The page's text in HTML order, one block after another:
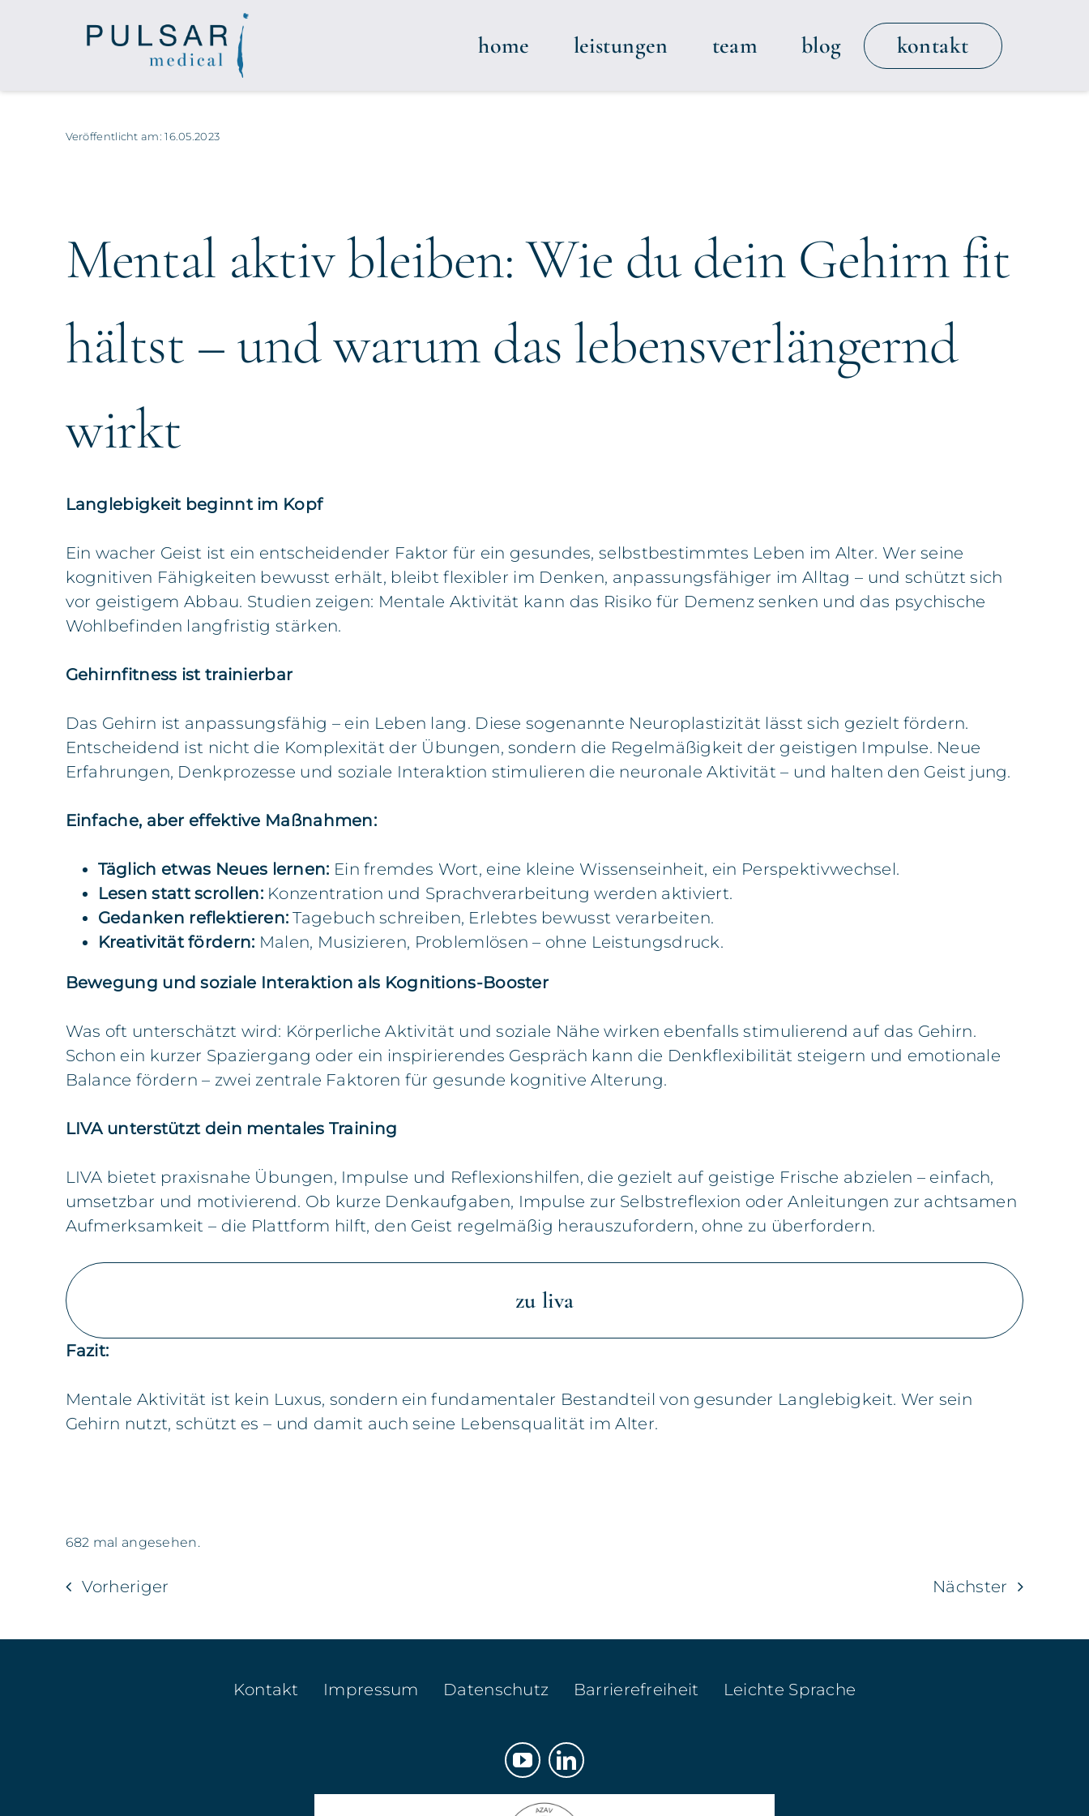
home leistungen team blog kontakt
Veröffentlicht am: 16.05.2023
Mental aktiv bleiben: Wie du dein Gehirn fit
hältst – und warum das lebensverlängernd
wirkt
Langlebigkeit beginnt im Kopf
Ein wacher Geist ist ein entscheidender Faktor für ein gesundes, selbstbestimmtes Leben im Alter. Wer seine
kognitiven Fähigkeiten bewusst erhält, bleibt flexibler im Denken, anpassungsfähiger im Alltag – und schützt sich
vor geistigem Abbau. Studien zeigen: Mentale Aktivität kann das Risiko für Demenz senken und das psychische
Wohlbefinden langfristig stärken.
Gehirnfitness ist trainierbar
Das Gehirn ist anpassungsfähig – ein Leben lang. Diese sogenannte Neuroplastizität lässt sich gezielt fördern.
Entscheidend ist nicht die Komplexität der Übungen, sondern die Regelmäßigkeit der geistigen Impulse. Neue
Erfahrungen, Denkprozesse und soziale Interaktion stimulieren die neuronale Aktivität – und halten den Geist jung.
Einfache, aber effektive Maßnahmen:
Täglich etwas Neues lernen: Ein fremdes Wort, eine kleine Wissenseinheit, ein Perspektivwechsel.
Lesen statt scrollen:Konzentration und Sprachverarbeitung werden aktiviert.
Gedanken reflektieren: Tagebuch schreiben, Erlebtes bewusst verarbeiten.
Kreativität fördern: Malen, Musizieren, Problemlösen – ohne Leistungsdruck.
Bewegung und soziale Interaktion als Kognitions-Booster
Was oft unterschätzt wird: Körperliche Aktivität und soziale Nähe wirken ebenfalls stimulierend auf das Gehirn.
Schon ein kurzer Spaziergang oder ein inspirierendes Gespräch kann die Denkflexibilität steigern und emotionale
Balance fördern – zwei zentrale Faktoren für gesunde kognitive Alterung.
LIVA unterstützt dein mentales Training
LIVA bietet praxisnahe Übungen, Impulse und Reflexionshilfen, die gezielt auf geistige Frische abzielen – einfach,
umsetzbar und motivierend. Ob kurze Denkaufgaben, Impulse zur Selbstreflexion oder Anleitungen zur achtsamen
Aufmerksamkeit – die Plattform hilft, den Geist regelmäßig herauszufordern, ohne zu überfordern.
zu liva
Fazit:
Mentale Aktivität ist kein Luxus, sondern ein fundamentaler Bestandteil von gesunder Langlebigkeit. Wer sein
Gehirn nutzt, schützt es – und damit auch seine Lebensqualität im Alter.
682 mal angesehen.
Vorheriger Nächster
Kontakt Impressum Datenschutz Barrierefreiheit Leichte Sprache